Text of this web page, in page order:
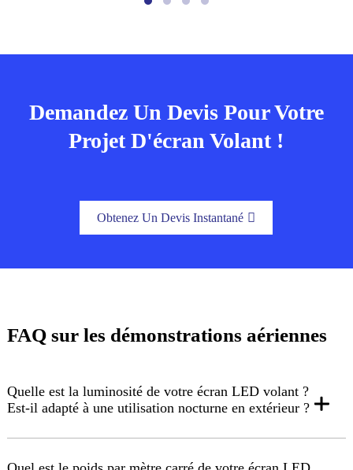
Demandez Un Devis Pour Votre
Projet D'écran Volant !
Obtenez Un Devis Instantané
FAQ sur les démonstrations aériennes
Quelle est la luminosité de votre écran LED volant ?
Est-il adapté à une utilisation nocturne en extérieur ?